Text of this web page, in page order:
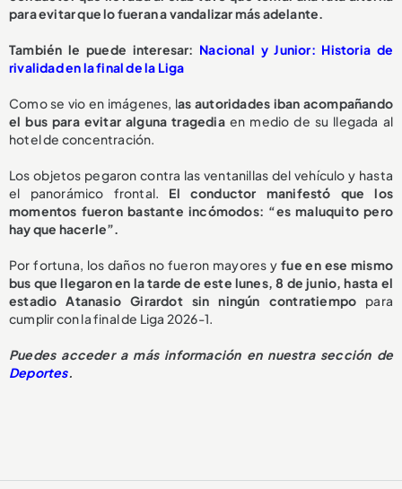
para evitar que lo fueran a vandalizar más adelante.
También le puede interesar: Nacional y Junior: Historia de
rivalidad en la final de la Liga
Como se vio en imágenes, las autoridades iban acompañando
el bus para evitar alguna tragediaen medio de su llegada al
hotel de concentración.
Los objetos pegaron contra las ventanillas del vehículo y hasta
el panorámico frontal. El conductor manifestó que los
momentos fueron bastante incómodos: “es maluquito pero
hay que hacerle”.
Por fortuna, los daños no fueron mayores yfue en ese mismo
bus que llegaron en la tarde de este lunes, 8 de junio, hasta el
estadio Atanasio Girardot sin ningún contratiempo para
cumplir con la final de Liga 2026-1.
Puedes acceder a más información en nuestra sección de
Deportes.